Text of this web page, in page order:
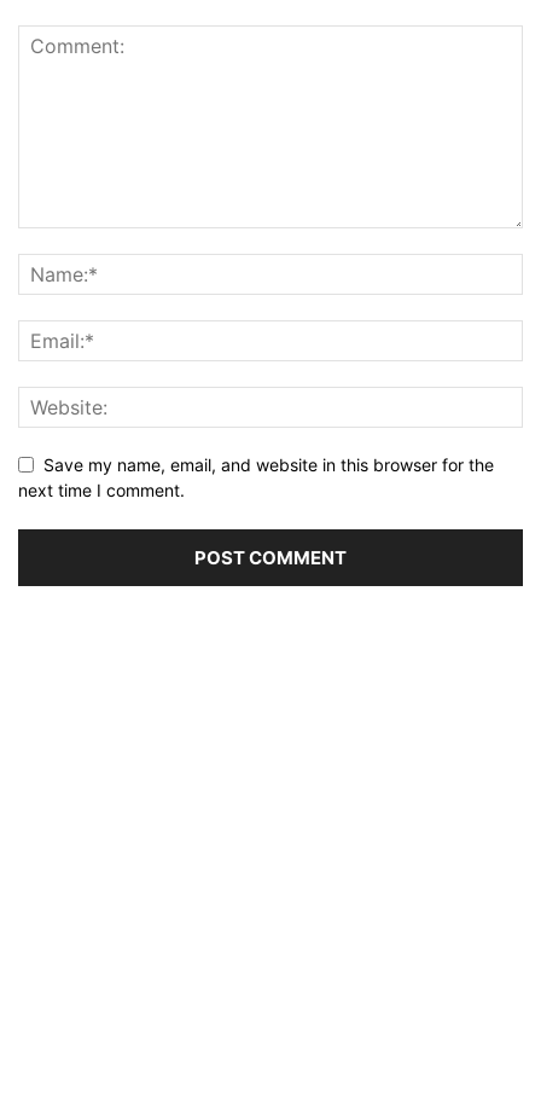
Save my name, email, and website in this browser for the
next time I comment.